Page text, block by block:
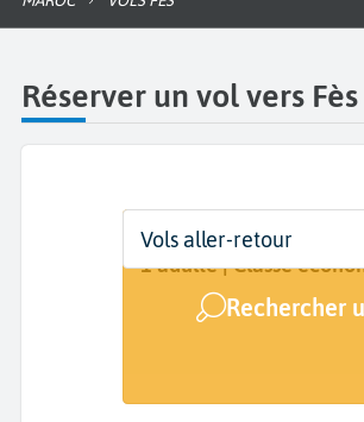
Réserver un vol vers Fès
Départ
De...
Dates
Dates de votre voyage
Voyageurs | Classe
1 adulte | Classe
Rechercher
Vols aller-retour